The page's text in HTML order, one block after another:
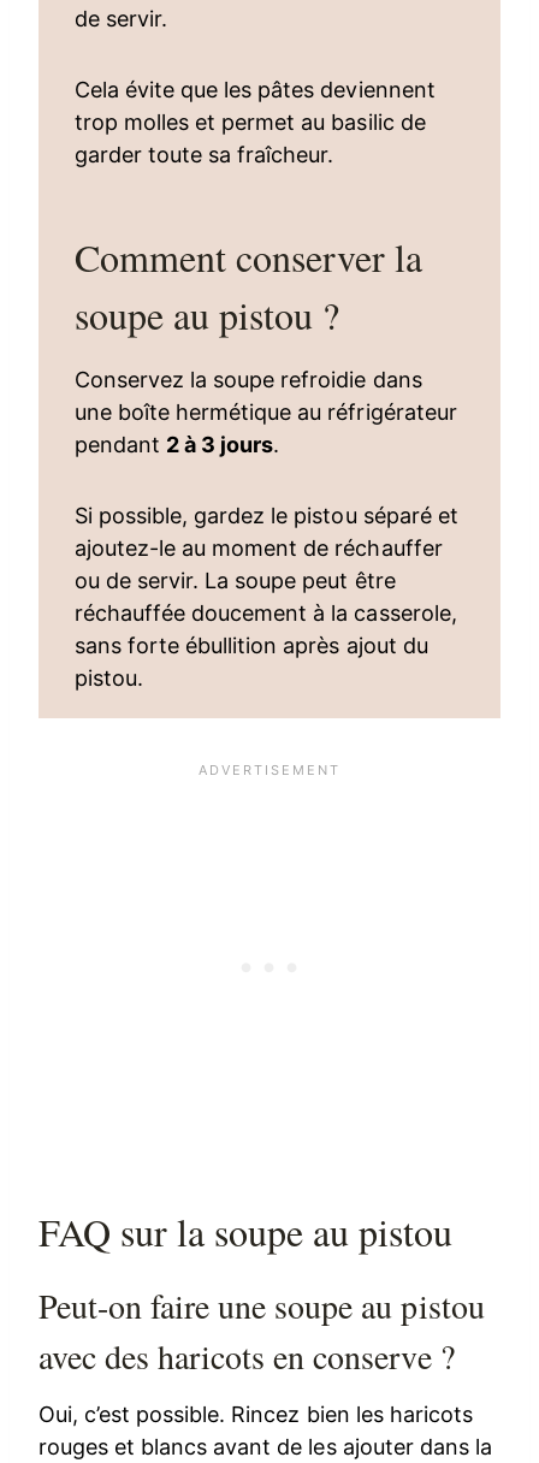
de servir.
Cela évite que les pâtes deviennent
trop molles et permet au basilic de
garder toute sa fraîcheur.
Comment conserver la
soupe au pistou ?
Conservez la soupe refroidie dans
une boîte hermétique au réfrigérateur
pendant 2 à 3 jours.
Si possible, gardez le pistou séparé et
ajoutez-le au moment de réchauffer
ou de servir. La soupe peut être
réchauffée doucement à la casserole,
sans forte ébullition après ajout du
pistou.
FAQ sur la soupe au pistou
Peut-on faire une soupe au pistou
avec des haricots en conserve ?
Oui, c’est possible. Rincez bien les haricots
rouges et blancs avant de les ajouter dans la